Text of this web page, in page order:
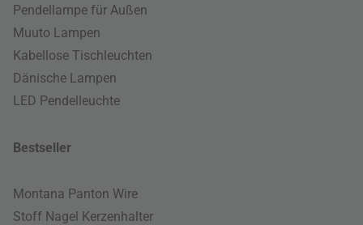
Pendellampe für Außen
Muuto Lampen
Kabellose Tischleuchten
Dänische Lampen
LED Pendelleuchte
Bestseller
Montana Panton Wire
Stoff Nagel Kerzenhalter